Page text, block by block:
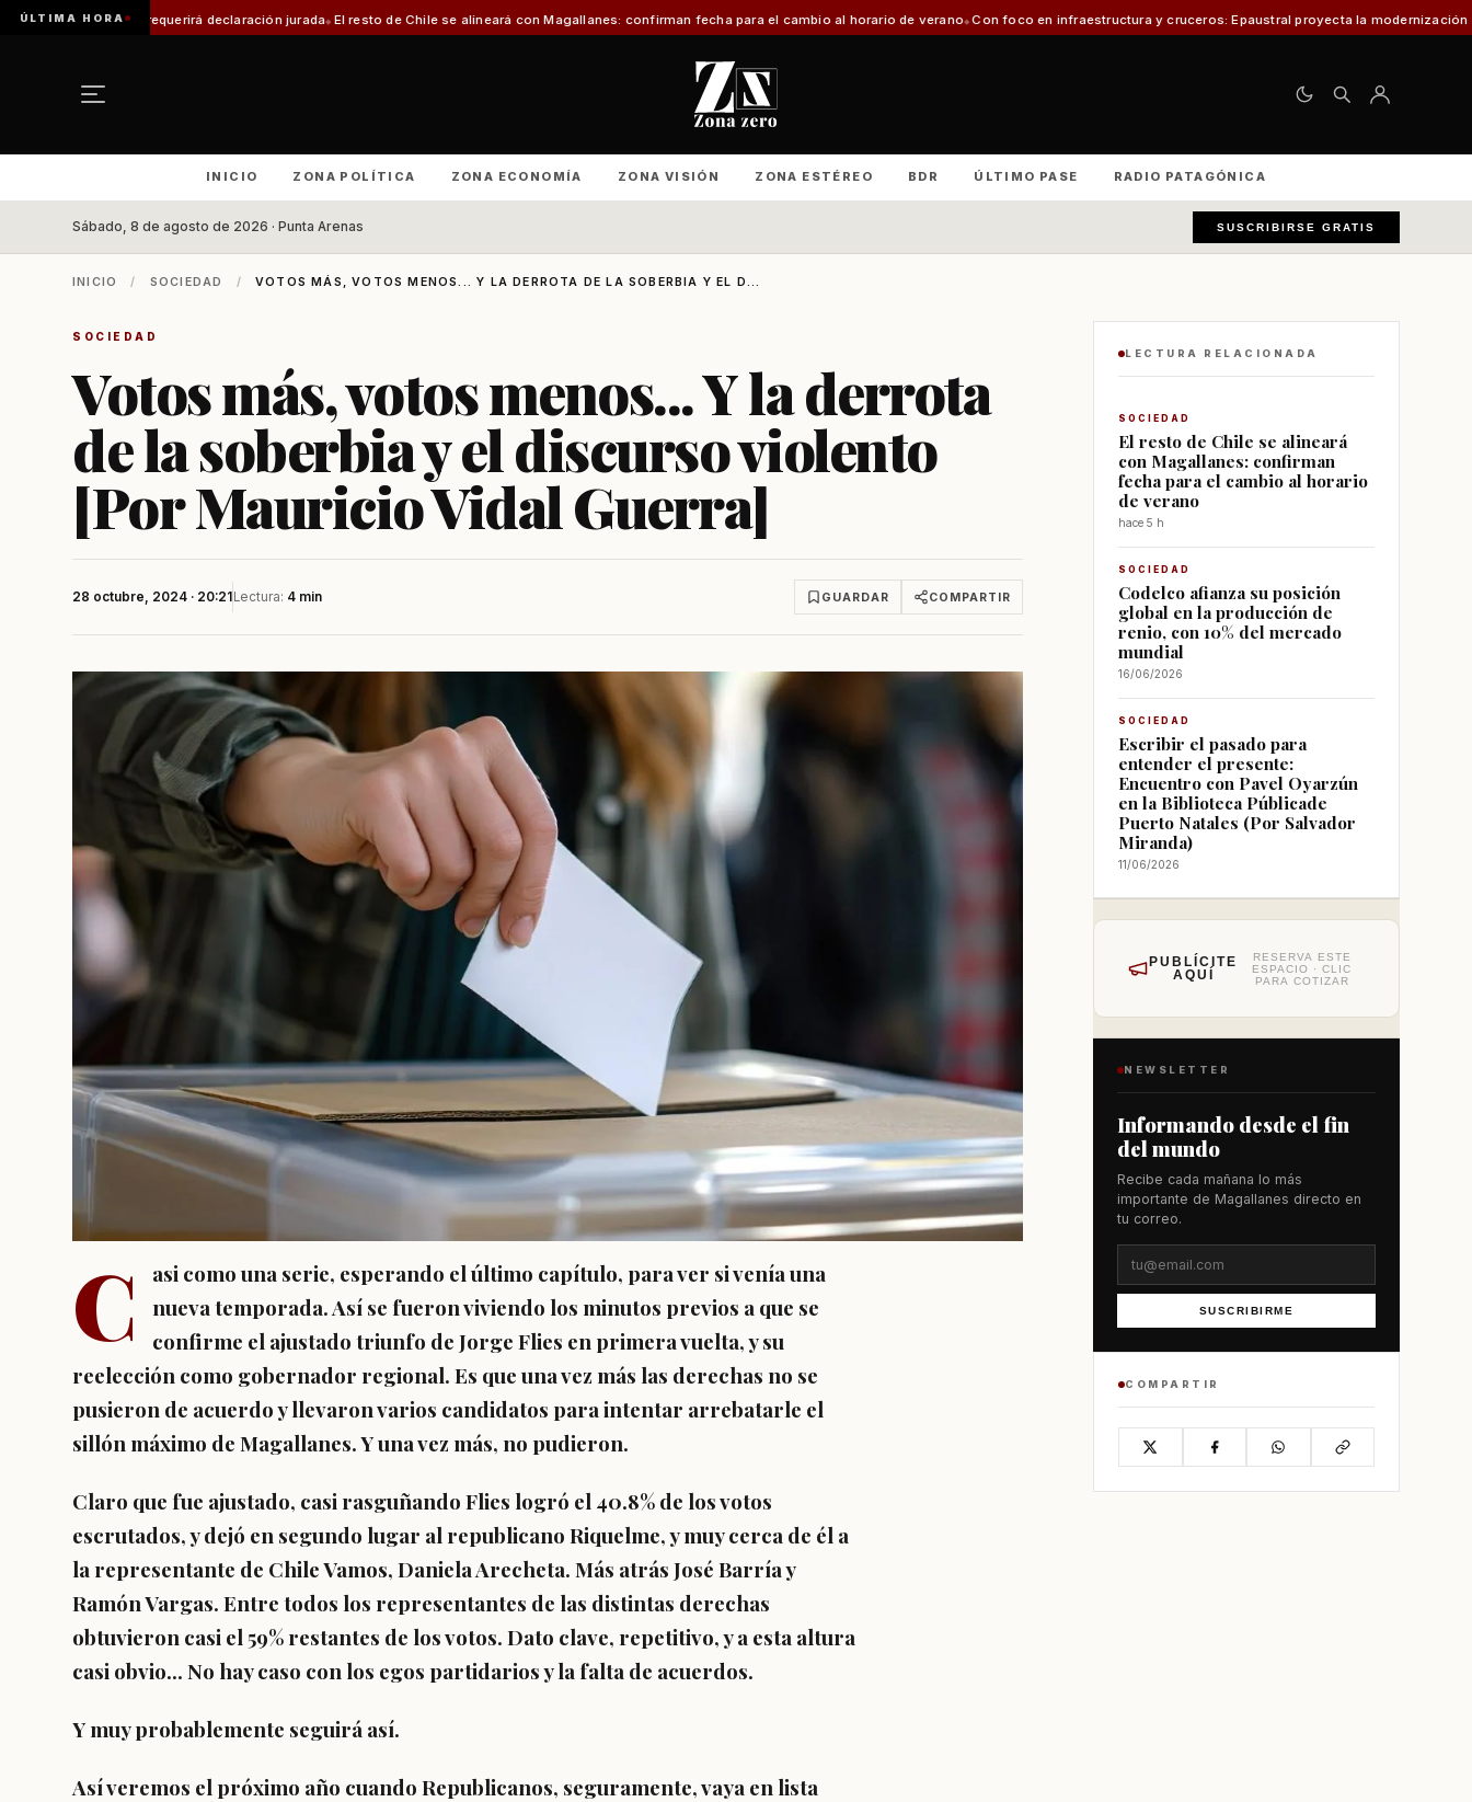
ÚLTIMA HORA
declaración jurada El resto de Chile se alineará con Magallanes: confirman fecha para el cambio al horario de verano Con foco en infraestructura y cruceros: Epaustral proyecta la modernización portuaria para el
INICIO ZONA POLÍTICA ZONA ECONOMÍA ZONA VISIÓN ZONA ESTÉREO BDR ÚLTIMO PASE RADIO PATAGÓNICA
Sábado, 8 de agosto de 2026 · Punta Arenas SUSCRIBIRSE GRATIS
INICIO / SOCIEDAD / VOTOS MÁS, VOTOS MENOS... Y LA DERROTA DE LA SOBERBIA Y EL D...
SOCIEDAD
Votos más, votos menos... Y la derrota
de la soberbia y el discurso violento
[Por Mauricio Vidal Guerra]
28 octubre, 2024 · 20:21Lectura: 4 min GUARDAR COMPARTIR
C
asi como una serie, esperando el último capítulo, para ver si venía una
nueva temporada. Así se fueron viviendo los minutos previos a que se
confirme el ajustado triunfo de Jorge Flies en primera vuelta, y su
reelección como gobernador regional. Es que una vez más las derechas no se
pusieron de acuerdo y llevaron varios candidatos para intentar arrebatarle el
sillón máximo de Magallanes. Y una vez más, no pudieron.
Claro que fue ajustado, casi rasguñando Flies logró el 40.8% de los votos
escrutados, y dejó en segundo lugar al republicano Riquelme, y muy cerca de él a
la representante de Chile Vamos, Daniela Arecheta. Más atrás José Barría y
Ramón Vargas. Entre todos los representantes de las distintas derechas
obtuvieron casi el 59% restantes de los votos. Dato clave, repetitivo, y a esta altura
casi obvio... No hay caso con los egos partidarios y la falta de acuerdos.
Y muy probablemente seguirá así.
Así veremos el próximo año cuando Republicanos, seguramente, vaya en lista
LECTURA RELACIONADA
SOCIEDAD
El resto de Chile se alineará
con Magallanes: confirman
fecha para el cambio al horario
de verano
hace 5 h
SOCIEDAD
Codelco afianza su posición
global en la producción de
renio, con 10% del mercado
mundial
16/06/2026
SOCIEDAD
Escribir el pasado para
entender el presente:
Encuentro con Pavel Oyarzún
en la Biblioteca Públicade
Puerto Natales (Por Salvador
Miranda)
11/06/2026
PUBLÍCITE
AQUÍ
RESERVA ESTE
ESPACIO · CLIC
PARA COTIZAR
NEWSLETTER
Informando desde el fin
del mundo
Recibe cada mañana lo más
importante de Magallanes directo en
tu correo.
SUSCRIBIRME
COMPARTIR